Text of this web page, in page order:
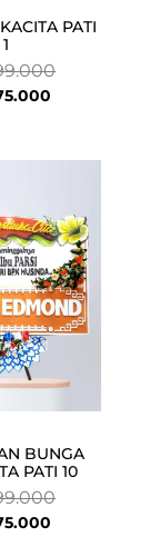
PATI
1
BUNGA
PATI 10
was:
Rp699.000.
is:
Rp675.000.